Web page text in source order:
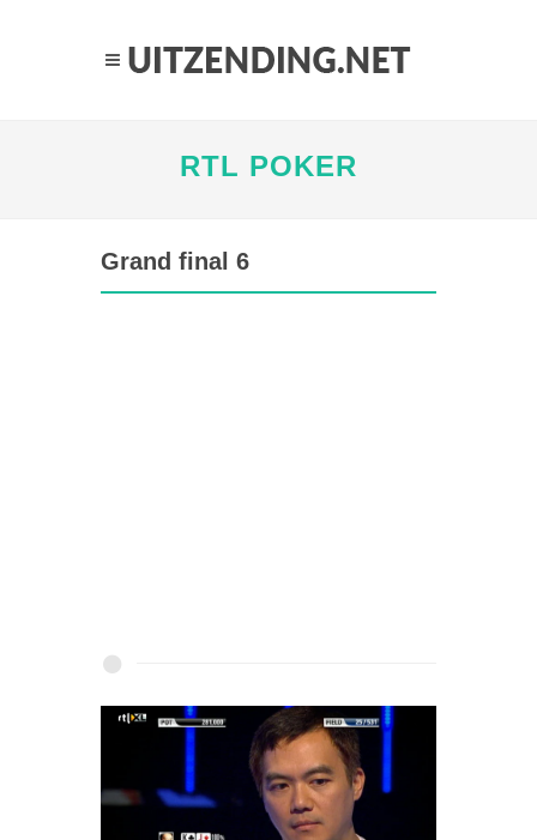
RTL POKER
Grand final 6